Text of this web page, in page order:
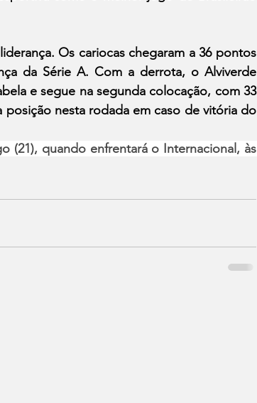
Os cariocas chegaram a 36 pontos
da Série A. Com a derrota, o Alviverde
e segue na segunda colocação, com 33
nesta rodada em caso de vitória do
quando enfrentará o Internacional, às